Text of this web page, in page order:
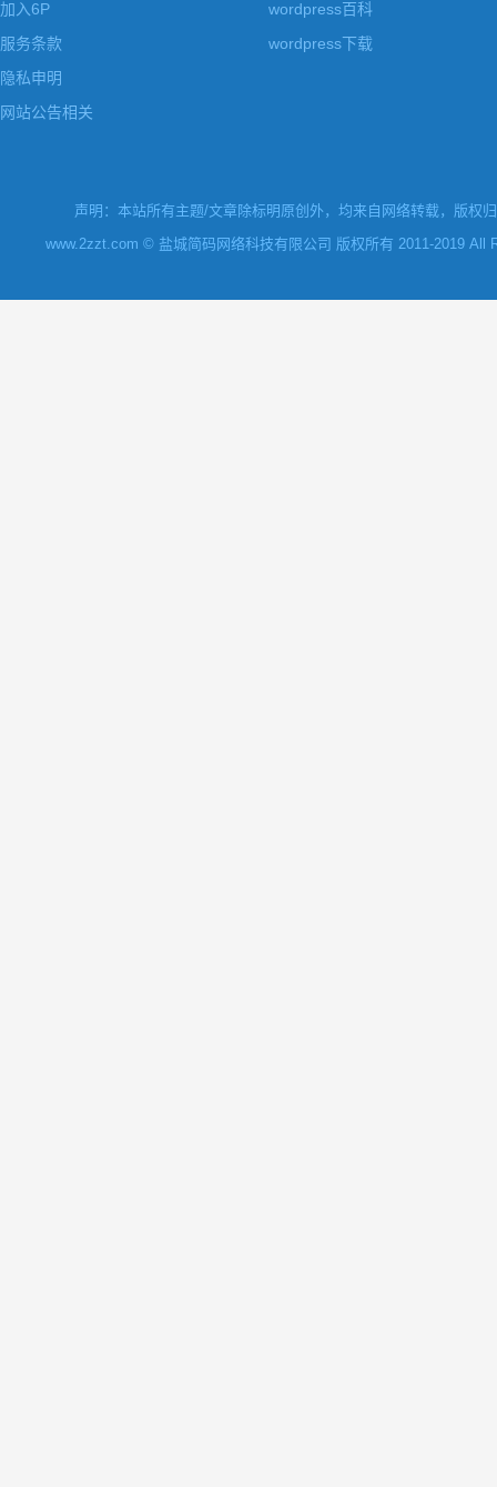
加入6P
服务条款
隐私申明
网站公告相关
wordpress百科
wordpress下载
声明：本站所有主题/文章除标明原创外，均来自网络转载，版权
www.2zzt.com © 盐城简码网络科技有限公司 版权所有 2011-2019